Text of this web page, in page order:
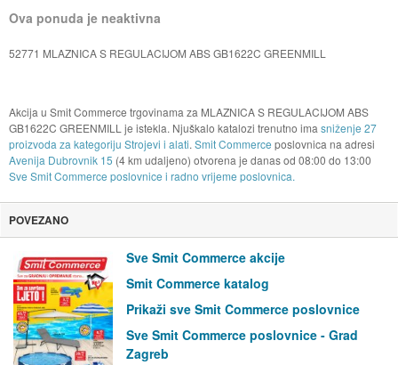
Ova ponuda je neaktivna
52771 MLAZNICA S REGULACIJOM ABS GB1622C GREENMILL
Akcija u Smit Commerce trgovinama za MLAZNICA S REGULACIJOM ABS
GB1622C GREENMILL je istekla. Njuškalo katalozi trenutno ima sniženje 27
proizvoda za kategoriju Strojevi i alati. Smit Commerce poslovnica na adresi
Avenija Dubrovnik 15 (4 km udaljeno) otvorena je danas od 08:00 do 13:00
Sve Smit Commerce poslovnice i radno vrijeme poslovnica.
POVEZANO
Sve Smit Commerce akcije
Smit Commerce katalog
Prikaži sve Smit Commerce poslovnice
Sve Smit Commerce poslovnice - Grad
Zagreb